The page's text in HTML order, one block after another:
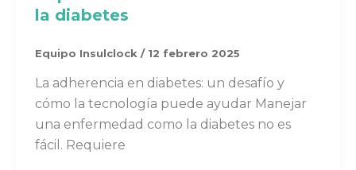
la diabetes
Equipo Insulclock / 12 febrero 2025
La adherencia en diabetes: un desafío y
cómo la tecnología puede ayudar Manejar
una enfermedad como la diabetes no es
fácil. Requiere